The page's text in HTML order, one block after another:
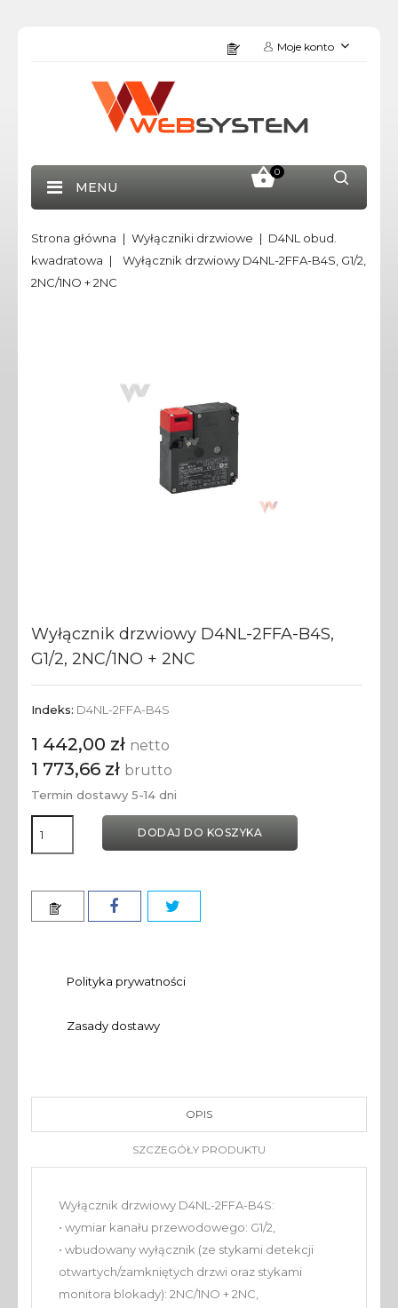
Moje konto
0
MENU
Strona główna Wyłączniki drzwiowe
D4NL obud.
kwadratowa
Wyłącznik drzwiowy D4NL-2FFA-B4S, G1/2,
2NC/1NO + 2NC
Wyłącznik drzwiowy D4NL-2FFA-B4S,
G1/2, 2NC/1NO + 2NC
Indeks: D4NL-2FFA-B4S
1 442,00 zł netto
1 773,66 zł brutto
Termin dostawy 5-14 dni
DODAJ DO KOSZYKA
Polityka prywatności
Zasady dostawy
OPIS
SZCZEGÓŁY PRODUKTU
Wyłącznik drzwiowy D4NL-2FFA-B4S:
• wymiar kanału przewodowego: G1/2,
• wbudowany wyłącznik (ze stykami detekcji
otwartych/zamkniętych drzwi oraz stykami
monitora blokady): 2NC/1NO + 2NC,